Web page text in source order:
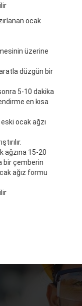
ocak
üzerine
düzgün bir
5-10 dakika
en kısa
ocak ağzı
ağzına 15-20
bir çemberin
ağız formu